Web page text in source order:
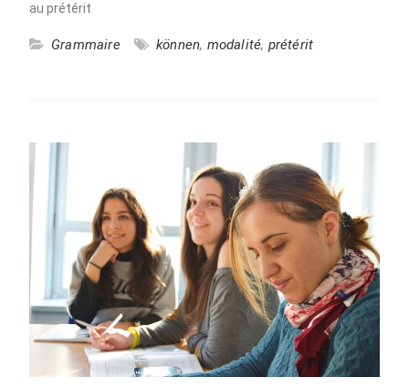
au prétérit
Grammaire können, modalité, prétérit